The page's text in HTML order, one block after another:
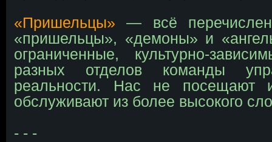
«Пришельцы» — всё
«пришельцы», «демоны» и
ограниченные, культурно-
разных отделов команды
реальности. Нас не посещают
обслуживают из более высокого
- - -